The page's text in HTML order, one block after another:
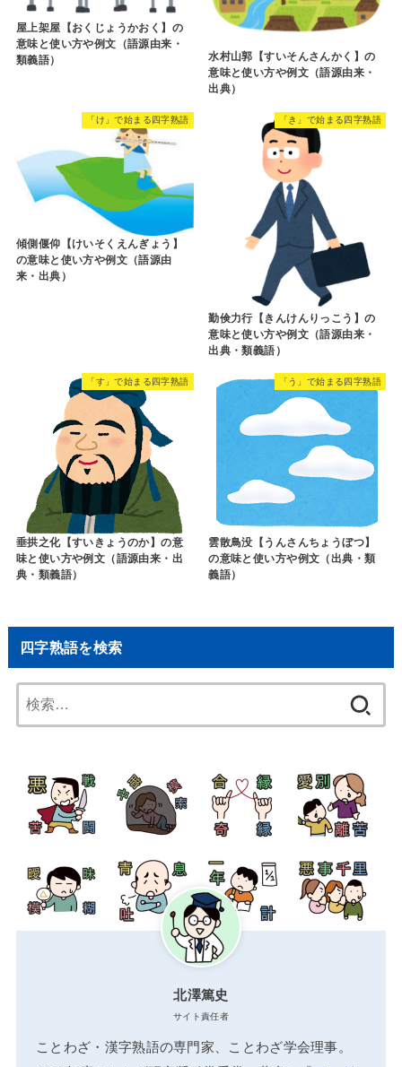
屋上架屋【おくじょうかおく】の
意味と使い方や例文（語源由来・
類義語）
水村山郭【すいそんさんかく】の
意味と使い方や例文（語源由来・
出典）
「け」で始まる四字熟語
傾側偃仰【けいそくえんぎょう】
の意味と使い方や例文（語源由
来・出典）
「き」で始まる四字熟語
勤倹力行【きんけんりっこう】の
意味と使い方や例文（語源由来・
出典・類義語）
「す」で始まる四字熟語
垂拱之化【すいきょうのか】の意
味と使い方や例文（語源由来・出
典・類義語）
「う」で始まる四字熟語
雲散鳥没【うんさんちょうぼつ】
の意味と使い方や例文（出典・類
義語）
四字熟語を検索
索:
北澤篤史
サイト責任者
ことわざ・漢字熟語の専門家、ことわざ学会理事。